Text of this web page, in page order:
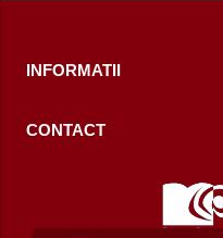
INFORMATII
CONTACT